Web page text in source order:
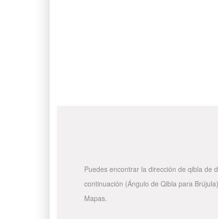
Puedes encontrar la dirección de qibla de
continuación (Ángulo de Qibla para
Mapas.